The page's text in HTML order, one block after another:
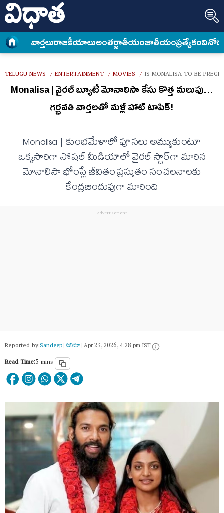
వార్త‌లురాజకీయాలుఅంత‌ర్జాతీయంజాతీయంప్రత్యేకం
TELUGU NEWS / ENTERTAINMENT / MOVIES / IS MONALISA TO BE
Monalisa | వైరల్ బ్యూటీ మోనాలిసా కేసు కొత్త మలుపు…
గర్భవతి వార్తల‌తో మళ్లీ హాట్ టాపిక్!
Monalisa | కుంభమేళాలో పూసలు అమ్ముకుంటూ
ఒక్కసారిగా సోషల్ మీడియాలో వైరల్ స్టార్‌గా మారిన
మోనాలిసా భోంస్లే జీవితం ప్రస్తుతం సంచలనాలకు
కేంద్రబిందువుగా మారింది
Reported by:Sandeep|సినిమా|Apr 23, 2026, 4:28 pm IST
Read Time:5 mins